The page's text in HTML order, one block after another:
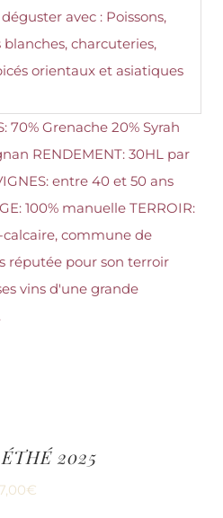
déguster avec : Poissons,
blanches, charcuteries,
orientaux et asiatiques
70% Grenache 20% Syrah
RENDEMENT: 30HL par
entre 40 et 50 ans
100% manuelle TERROIR:
calcaire, commune de
réputée pour son terroir
vins d'une grande
2025
€